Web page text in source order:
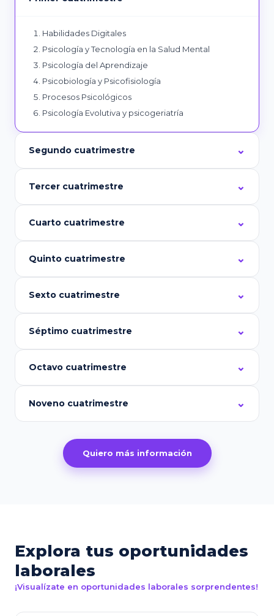
Habilidades Digitales
Psicología y Tecnología en la Salud Mental
Psicología del Aprendizaje
Psicobiología y Psicofisiología
Procesos Psicológicos
Psicología Evolutiva y psicogeriatría
Segundo cuatrimestre
Tercer cuatrimestre
Cuarto cuatrimestre
Quinto cuatrimestre
Sexto cuatrimestre
Séptimo cuatrimestre
Octavo cuatrimestre
Noveno cuatrimestre
Quiero más información
Explora tus oportunidades
laborales
¡Visualízate en oportunidades laborales sorprendentes!